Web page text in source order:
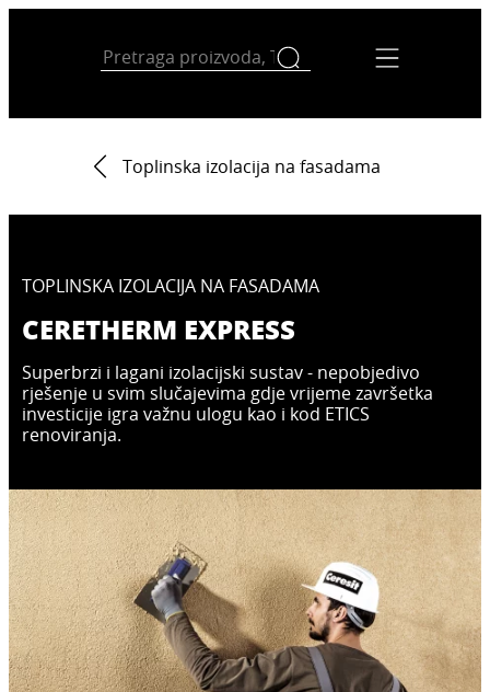
Toplinska izolacija na fasadama
TOPLINSKA IZOLACIJA NA FASADAMA
CERETHERM EXPRESS
Superbrzi i lagani izolacijski sustav - nepobjedivo
rješenje u svim slučajevima gdje vrijeme završetka
investicije igra važnu ulogu kao i kod ETICS
renoviranja.